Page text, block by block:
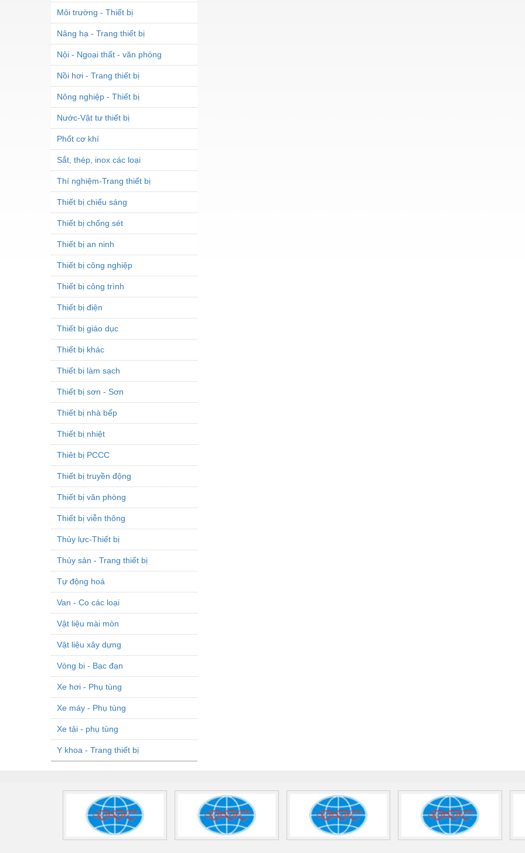
Môi trường - Thiết bị
Nâng hạ - Trang thiết bị
Nội - Ngoại thất - văn phòng
Nồi hơi - Trang thiết bị
Nông nghiệp - Thiết bị
Nước-Vật tư thiết bị
Phốt cơ khí
Sắt, thép, inox các loại
Thí nghiệm-Trang thiết bị
Thiết bị chiếu sáng
Thiết bị chống sét
Thiết bị an ninh
Thiết bị công nghiệp
Thiết bị công trình
Thiết bị điện
Thiết bị giáo dục
Thiết bị khác
Thiết bị làm sạch
Thiết bị sơn - Sơn
Thiết bị nhà bếp
Thiết bị nhiệt
Thiêt bị PCCC
Thiết bị truyền động
Thiết bị văn phòng
Thiết bị viễn thông
Thủy lực-Thiết bị
Thủy sản - Trang thiết bị
Tự động hoá
Van - Co các loại
Vật liệu mài mòn
Vật liệu xây dựng
Vòng bi - Bạc đạn
Xe hơi - Phụ tùng
Xe máy - Phụ tùng
Xe tải - phụ tùng
Y khoa - Trang thiết bị